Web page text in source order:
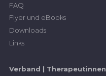
FAQ
Flyer und eBooks
Downloads
Links
Verband | Therapeutinnen